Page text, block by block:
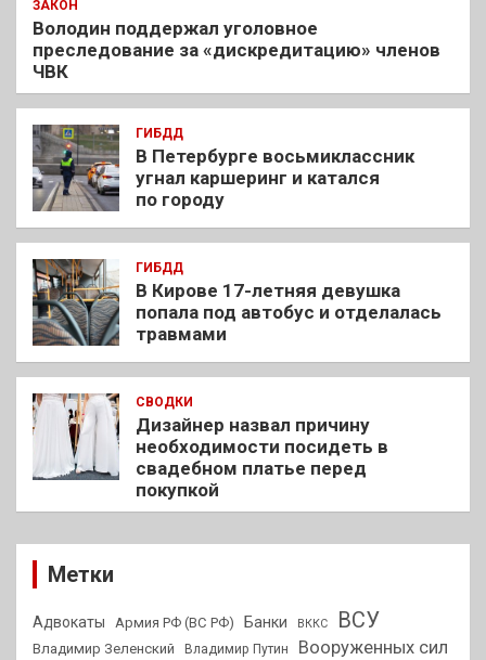
ЗАКОН
Володин поддержал уголовное
преследование за «дискредитацию» членов
ЧВК
ГИБДД
В Петербурге восьмиклассник
угнал каршеринг и катался
по городу
ГИБДД
В Кирове 17-летняя девушка
попала под автобус и отделалась
травмами
СВОДКИ
Дизайнер назвал причину
необходимости посидеть в
свадебном платье перед
покупкой
Метки
Адвокаты Армия РФ (ВС РФ) Банки ВККС ВСУ
Владимир Зеленский Владимир Путин Вооруженных сил